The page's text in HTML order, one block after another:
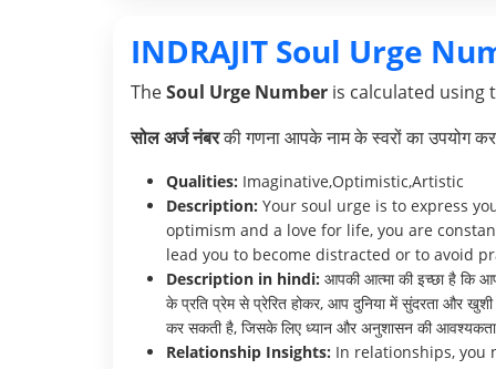
INDRAJIT Soul Urge
TheSoul Urge Number is calculated using
सोल अर्ज नंबरकी गणना आपके नाम के स्वरों का उपयोग
Qualities: Imaginative,Optimistic,Artistic
Description: Your soul urge is to express
optimism and a love for life, you are
lead you to become distracted or to avoid
Description in hindi: आपकी आत्मा की इच्छा है कि
के प्रति प्रेम से प्रेरित होकर, आप दुनिया में सुंदरता और
कर सकती है, जिसके लिए ध्यान और अनुशासन की आवश्यकता
Relationship Insights: In relationships, you